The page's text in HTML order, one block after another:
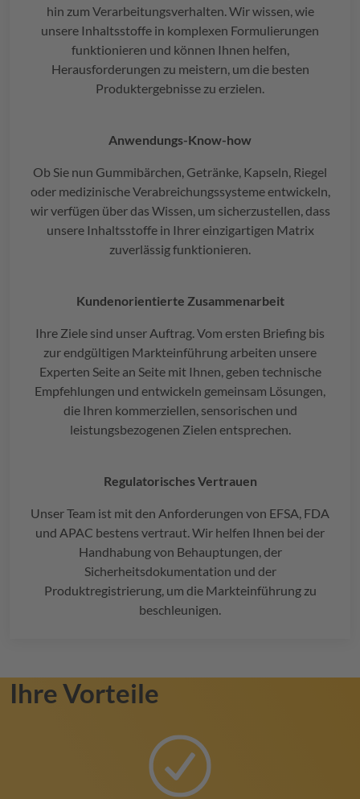
hin zum Verarbeitungsverhalten. Wir wissen, wie
unsere Inhaltsstoffe in komplexen Formulierungen
funktionieren und können Ihnen helfen,
Herausforderungen zu meistern, um die besten
Produktergebnisse zu erzielen.
Anwendungs-Know-how
Ob Sie nun Gummibärchen, Getränke, Kapseln, Riegel
oder medizinische Verabreichungssysteme entwickeln,
wir verfügen über das Wissen, um sicherzustellen, dass
unsere Inhaltsstoffe in Ihrer einzigartigen Matrix
zuverlässig funktionieren.
Kundenorientierte Zusammenarbeit
Ihre Ziele sind unser Auftrag. Vom ersten Briefing bis
zur endgültigen Markteinführung arbeiten unsere
Experten Seite an Seite mit Ihnen, geben technische
Empfehlungen und entwickeln gemeinsam Lösungen,
die Ihren kommerziellen, sensorischen und
leistungsbezogenen Zielen entsprechen.
Regulatorisches Vertrauen
Unser Team ist mit den Anforderungen von EFSA, FDA
und APAC bestens vertraut. Wir helfen Ihnen bei der
Handhabung von Behauptungen, der
Sicherheitsdokumentation und der
Produktregistrierung, um die Markteinführung zu
beschleunigen.
Ihre Vorteile